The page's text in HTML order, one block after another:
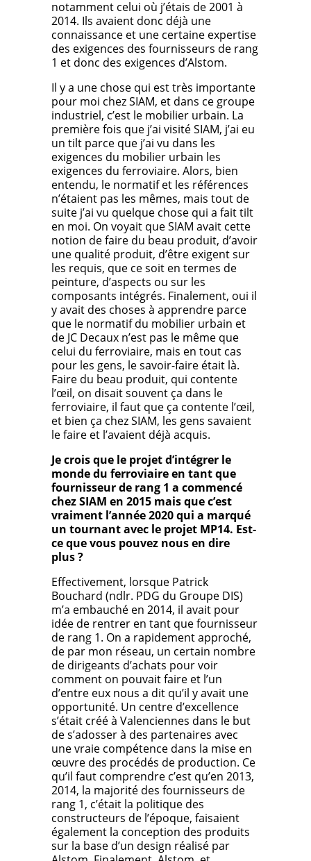
notamment celui où j’étais de 2001 à
2014. Ils avaient donc déjà une
connaissance et une certaine expertise
des exigences des fournisseurs de rang
1 et donc des exigences d’Alstom.
Il y a une chose qui est très importante
pour moi chez SIAM, et dans ce groupe
industriel, c’est le mobilier urbain. La
première fois que j’ai visité SIAM, j’ai eu
un tilt parce que j’ai vu dans les
exigences du mobilier urbain les
exigences du ferroviaire. Alors, bien
entendu, le normatif et les références
n’étaient pas les mêmes, mais tout de
suite j’ai vu quelque chose qui a fait tilt
en moi. On voyait que SIAM avait cette
notion de faire du beau produit, d’avoir
une qualité produit, d’être exigent sur
les requis, que ce soit en termes de
peinture, d’aspects ou sur les
composants intégrés. Finalement, oui il
y avait des choses à apprendre parce
que le normatif du mobilier urbain et
de JC Decaux n’est pas le même que
celui du ferroviaire, mais en tout cas
pour les gens, le savoir-faire était là.
Faire du beau produit, qui contente
l’œil, on disait souvent ça dans le
ferroviaire, il faut que ça contente l’œil,
et bien ça chez SIAM, les gens savaient
le faire et l’avaient déjà acquis.
Je crois que le projet d’intégrer le
monde du ferroviaire en tant que
fournisseur de rang 1 a commencé
chez SIAM en 2015 mais que c’est
vraiment l’année 2020 qui a marqué
un tournant avec le projet MP14. Est-
ce que vous pouvez nous en dire
plus ?
Effectivement, lorsque Patrick
Bouchard (ndlr. PDG du Groupe DIS)
m’a embauché en 2014, il avait pour
idée de rentrer en tant que fournisseur
de rang 1. On a rapidement approché,
de par mon réseau, un certain nombre
de dirigeants d’achats pour voir
comment on pouvait faire et l’un
d’entre eux nous a dit qu’il y avait une
opportunité. Un centre d’excellence
s’était créé à Valenciennes dans le but
de s’adosser à des partenaires avec
une vraie compétence dans la mise en
œuvre des procédés de production. Ce
qu’il faut comprendre c’est qu’en 2013,
2014, la majorité des fournisseurs de
rang 1, c’était la politique des
constructeurs de l’époque, faisaient
également la conception des produits
sur la base d’un design réalisé par